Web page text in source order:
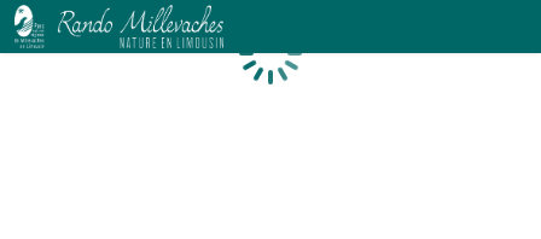
Chargement